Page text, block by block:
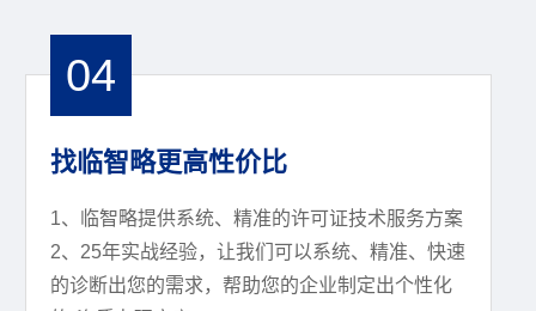
04
找临智略更高性价比
1、临智略提供系统、精准的许可证技术服务方案
2、25年实战经验，让我们可以系统、精准、快速
的诊断出您的需求，帮助您的企业制定出个性化